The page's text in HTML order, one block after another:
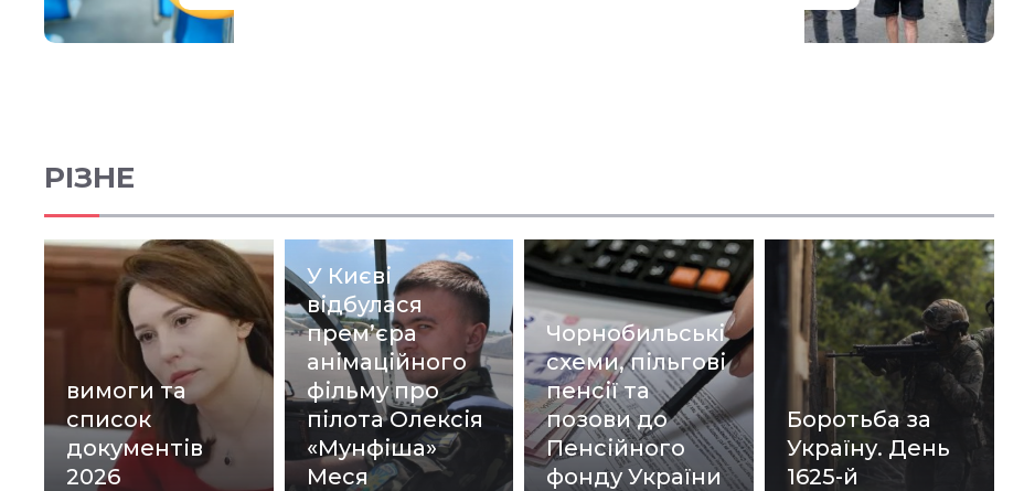
РІЗНЕ
вимоги та
список
документів
2026
У Києві
відбулася
прем’єра
анімаційного
фільму про
пілота Олексія
«Мунфіша»
Меся
Чорнобильські
схеми, пільгові
пенсії та
позови до
Пенсійного
фонду України
Боротьба за
Україну. День
1625-й